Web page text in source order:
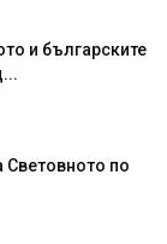
и българските
по